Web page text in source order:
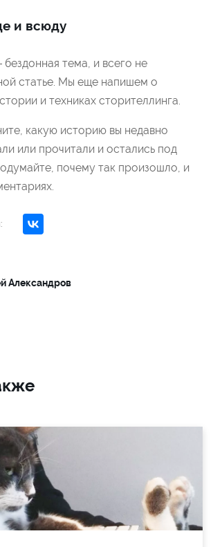
и всюду
тема, и всего не
статье. Мы еще напишем о
и техниках сторителлинга.
какую историю вы недавно
или прочитали и остались под
почему так произошло, и
Александров